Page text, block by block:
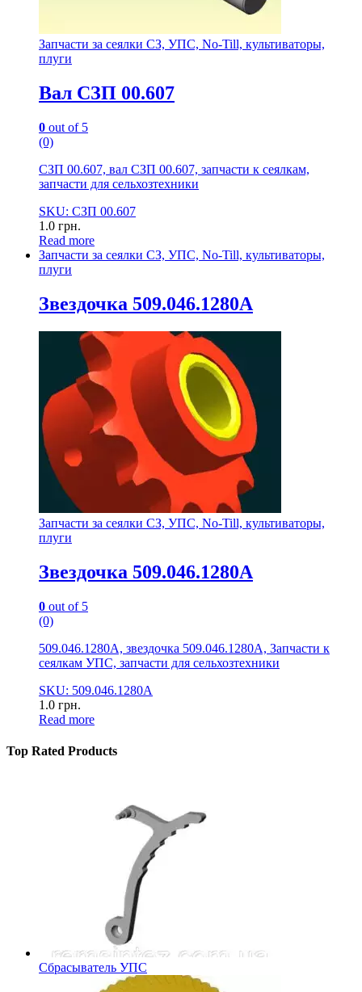
Запчасти за сеялки СЗ, УПС, No-Till, культиваторы,
плуги
Вал СЗП 00.607
0 out of 5
(0)
СЗП 00.607, вал СЗП 00.607, запчасти к сеялкам,
запчасти для сельхозтехники
SKU: СЗП 00.607
1.0 грн.
Read more
Запчасти за сеялки СЗ, УПС, No-Till, культиваторы,
плуги
Звездочка 509.046.1280А
Запчасти за сеялки СЗ, УПС, No-Till, культиваторы,
плуги
Звездочка 509.046.1280А
0 out of 5
(0)
509.046.1280А, звездочка 509.046.1280А, Запчасти к
сеялкам УПС, запчасти для сельхозтехники
SKU: 509.046.1280А
1.0 грн.
Read more
Top Rated Products
Сбрасыватель УПС